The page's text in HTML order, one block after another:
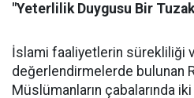
"Yeterlilik Duygusu Bir
İslami faaliyetlerin sürekliliği
değerlendirmelerde bulunan
Müslümanların çabalarında